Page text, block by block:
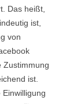
Das heißt,
ist,
von
Zustimmung
ist.